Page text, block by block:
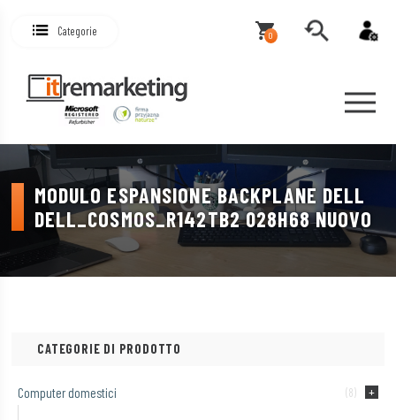
Categorie 0
MODULO ESPANSIONE BACKPLANE DELL
DELL_COSMOS_R142TB2 028H68 NUOVO
CATEGORIE DI PRODOTTO
Computer domestici (8)